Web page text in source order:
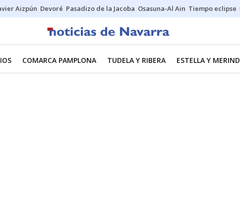
Aizpún Devoré Pasadizo de la Jacoba Osasuna-Al Ain Tiempo eclipse
COMARCA PAMPLONA TUDELA Y RIBERA ESTELLA Y